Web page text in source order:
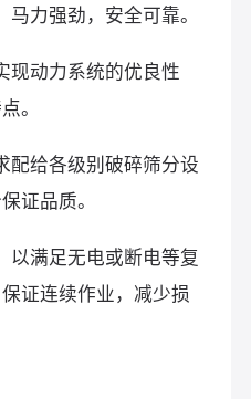
力强劲，安全可靠。
现动力系统的优良性
。
配给各级别破碎筛分设
证品质。
以满足无电或断电等复
证连续作业，减少损